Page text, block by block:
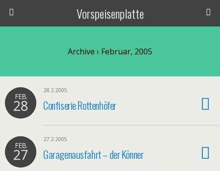
Vorspeisenplatte
Archive › Februar, 2005
FEB.
28
28.2.2005
Confiserie Rottenhöfer
FEB.
27
27.2.2005
Garagenausfahrt – der Könner